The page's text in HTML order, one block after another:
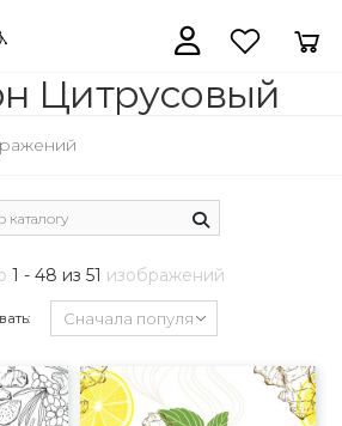
Цитрусовый
1 - 48 из 51 изображений